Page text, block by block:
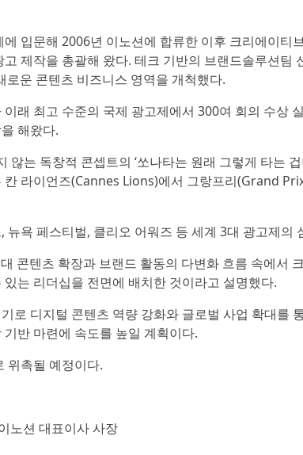
입문해 2006년 이노션에 합류한 이후 크리에이티
제작을 총괄해 왔다. 테크 기반의 브랜드솔루션팀
운 콘텐츠 비즈니스 영역을 개척했다.
래 최고 수준의 국제 광고제에서 300여 회의 수상
해왔다.
않는 독창적 콘셉트의 ‘쏘나타는 원래 그렇게 타는
라이언즈(Cannes Lions)에서 그랑프리(Grand
뉴욕 페스티벌, 클리오 어워즈 등 세계 3대 광고제의
콘텐츠 확장과 브랜드 활동의 다변화 흐름 속에서
는 리더십을 전면에 배치한 것이라고 설명했다.
로 디지털 콘텐츠 역량 강화와 글로벌 사업 확대를
반 마련에 속도를 높일 계획이다.
위촉될 예정이다.
노션 대표이사 사장